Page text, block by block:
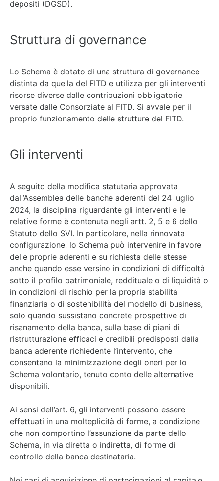
depositi (DGSD).
Struttura di governance
Lo Schema è dotato di una struttura di governance
distinta da quella del FITD e utilizza per gli interventi
risorse diverse dalle contribuzioni obbligatorie
versate dalle Consorziate al FITD. Si avvale per il
proprio funzionamento delle strutture del FITD.
Gli interventi
A seguito della modifica statutaria approvata
dall’Assemblea delle banche aderenti del 24 luglio
2024, la disciplina riguardante gli interventi e le
relative forme è contenuta negli artt. 2, 5 e 6 dello
Statuto dello SVI. In particolare, nella rinnovata
configurazione, lo Schema può intervenire in favore
delle proprie aderenti e su richiesta delle stesse
anche quando esse versino in condizioni di difficoltà
sotto il profilo patrimoniale, reddituale o di liquidità o
in condizioni di rischio per la propria stabilità
finanziaria o di sostenibilità del modello di business,
solo quando sussistano concrete prospettive di
risanamento della banca, sulla base di piani di
ristrutturazione efficaci e credibili predisposti dalla
banca aderente richiedente l’intervento, che
consentano la minimizzazione degli oneri per lo
Schema volontario, tenuto conto delle alternative
disponibili.
Ai sensi dell’art. 6, gli interventi possono essere
effettuati in una molteplicità di forme, a condizione
che non comportino l’assunzione da parte dello
Schema, in via diretta o indiretta, di forme di
controllo della banca destinataria.